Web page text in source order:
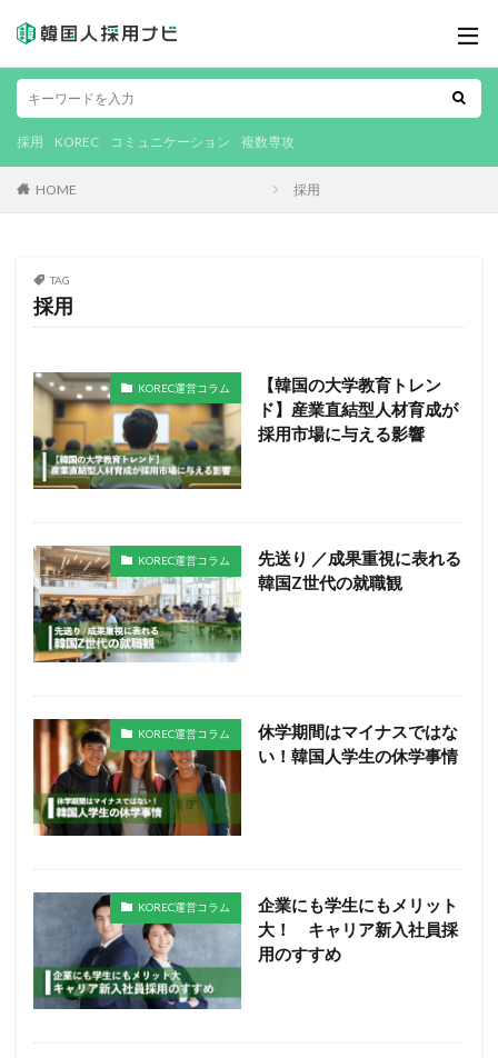
採用 KOREC コミュニケーション 複数専攻
HOME 採用
TAG
採用
KOREC運営コラム
【韓国の大学教育トレン
ド】産業直結型人材育成が
採用市場に与える影響
KOREC運営コラム
先送り ／成果重視に表れる
韓国Z世代の就職観
KOREC運営コラム
休学期間はマイナスではな
い！韓国人学生の休学事情
KOREC運営コラム
企業にも学生にもメリット
大！ キャリア新入社員採
用のすすめ